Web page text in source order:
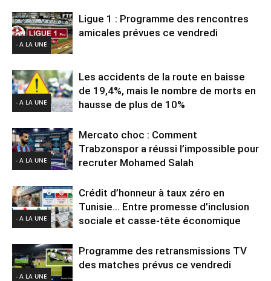
- A LA UNE
Ligue 1 : Programme des rencontres
amicales prévues ce vendredi
- A LA UNE
Les accidents de la route en baisse
de 19,4%, mais le nombre de morts en
hausse de plus de 10%
- A LA UNE
Mercato choc : Comment
Trabzonspor a réussi l’impossible pour
recruter Mohamed Salah
- A LA UNE
Crédit d’honneur à taux zéro en
Tunisie… Entre promesse d’inclusion
sociale et casse-tête économique
- A LA UNE
Programme des retransmissions TV
des matches prévus ce vendredi